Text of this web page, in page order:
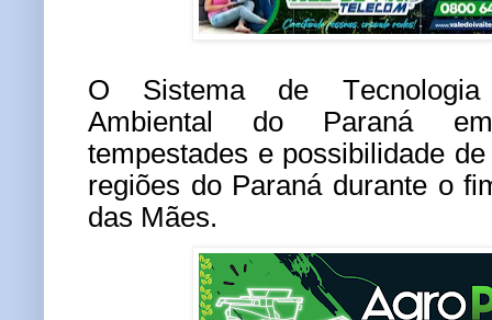
O Sistema de Tecnologia
Ambiental do Paraná
tempestades e possibilidade
regiões do Paraná durante o
das Mães.